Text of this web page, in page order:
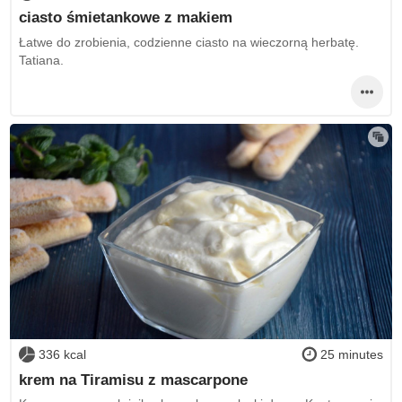
ciasto śmietankowe z makiem
Łatwe do zrobienia, codzienne ciasto na wieczorną herbatę.
Tatiana.
336 kcal 25 minutes
krem na Tiramisu z mascarpone